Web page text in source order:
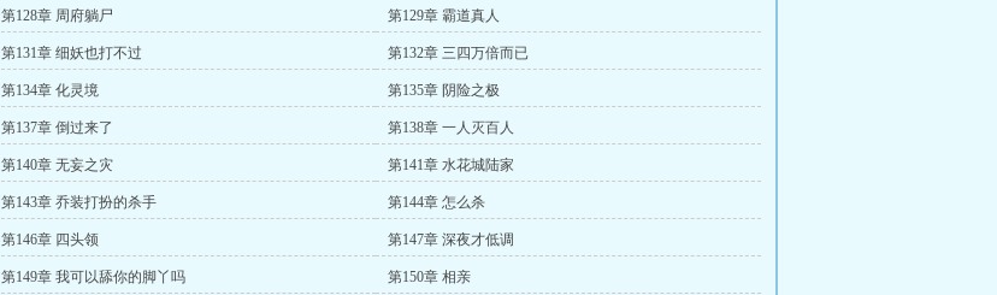
第128章 周府躺尸 第129章 霸道真人
第131章 细妖也打不过 第132章 三四万倍而已
第134章 化灵境 第135章 阴险之极
第137章 倒过来了 第138章 一人灭百人
第140章 无妄之灾 第141章 水花城陆家
第143章 乔装打扮的杀手 第144章 怎么杀
第146章 四头领 第147章 深夜才低调
第149章 我可以舔你的脚丫吗 第150章 相亲